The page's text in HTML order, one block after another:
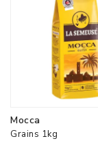
Mocca
Grains 1kg